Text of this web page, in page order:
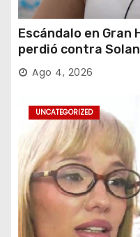
Escándalo en Gran
perdió contra
desafió al Big
Ago 4, 2026
UNCATEGORIZED